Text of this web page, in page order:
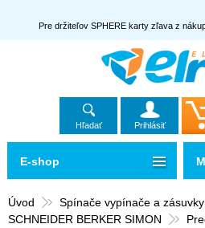
Pre držiteľov SPHERE karty zľava z
Hľadať Prihlásiť
Úvod
Spínače vypínače a
SCHNEIDER BERKER SIMON
E-shop